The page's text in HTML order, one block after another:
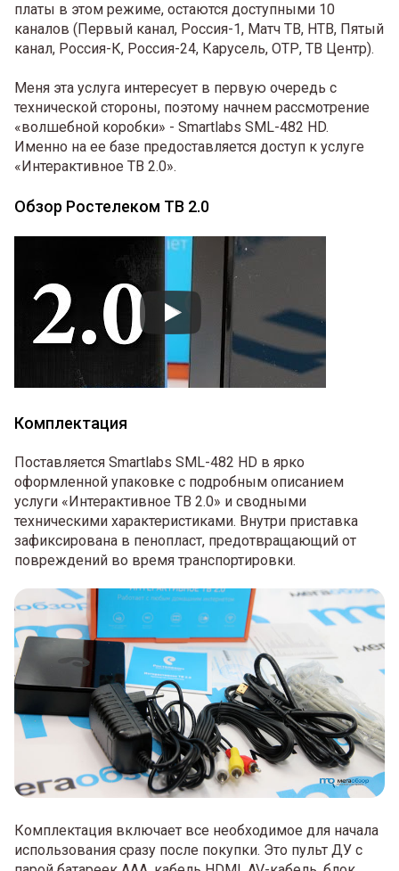
платы в этом режиме, остаются доступными 10
каналов (Первый канал, Россия-1, Матч ТВ, НТВ, Пятый
канал, Россия-К, Россия-24, Карусель, ОТР, ТВ Центр).
Меня эта услуга интересует в первую очередь с
технической стороны, поэтому начнем рассмотрение
«волшебной коробки» - Smartlabs SML-482 HD.
Именно на ее базе предоставляется доступ к услуге
«Интерактивное ТВ 2.0».
Обзор Ростелеком ТВ 2.0
Комплектация
Поставляется Smartlabs SML-482 HD в ярко
оформленной упаковке с подробным описанием
услуги «Интерактивное ТВ 2.0» и сводными
техническими характеристиками. Внутри приставка
зафиксирована в пенопласт, предотвращающий от
повреждений во время транспортировки.
Комплектация включает все необходимое для начала
использования сразу после покупки. Это пульт ДУ с